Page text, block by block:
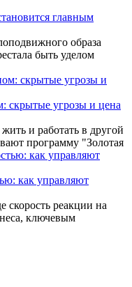
главным
образа
быть уделом
скрытые угрозы и цена
и работать в другой
программу "Золотая
как управляют
скорость реакции на
ключевым